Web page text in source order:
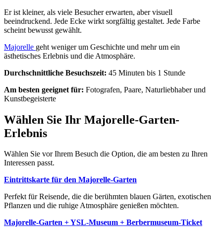
Er ist kleiner, als viele Besucher erwarten, aber visuell
beeindruckend. Jede Ecke wirkt sorgfältig gestaltet. Jede Farbe
scheint bewusst gewählt.
Majorelle geht weniger um Geschichte und mehr um ein
ästhetisches Erlebnis und die Atmosphäre.
Durchschnittliche Besuchszeit: 45 Minuten bis 1 Stunde
Am besten geeignet für: Fotografen, Paare, Naturliebhaber und
Kunstbegeisterte
Wählen Sie Ihr Majorelle-Garten-
Erlebnis
Wählen Sie vor Ihrem Besuch die Option, die am besten zu Ihren
Interessen passt.
Eintrittskarte für den Majorelle-Garten
Perfekt für Reisende, die die berühmten blauen Gärten, exotischen
Pflanzen und die ruhige Atmosphäre genießen möchten.
Majorelle-Garten + YSL-Museum + Berbermuseum-Ticket